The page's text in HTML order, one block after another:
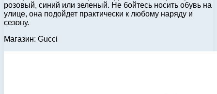
розовый, синий или зеленый. Не бойтесь носить обувь на
улице, она подойдет практически к любому наряду и
сезону.
Магазин: Gucci